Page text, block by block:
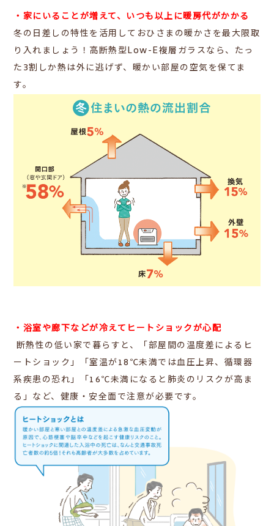
・家にいることが増えて、いつも以上に暖房代がかかる
冬の日差しの特性を活用しておひさまの暖かさを最大限取
り入れましょう！ 高断熱型Low-E複層ガラスなら、たっ
た3割しか熱は外に逃げず、暖かい部屋の空気を保てま
す。
・浴室や廊下などが冷えてヒートショックが心配
断熱性の低い家で暮らすと、「部屋間の温度差によるヒ
ートショック」「室温が18℃未満では血圧上昇、循環器
系疾患の恐れ」「16℃未満になると肺炎のリスクが高ま
る」など、健康・安全面で注意が必要です。